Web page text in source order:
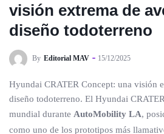
visión extrema de
diseño todoterreno
By Editorial MAV 15/12/2025
Hyundai CRATER Concept: una visión
diseño todoterreno. El Hyundai
mundial durante AutoMobility LA,
como uno de los prototipos más